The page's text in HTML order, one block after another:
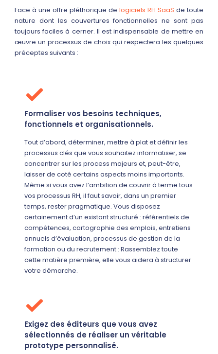
Face à une offre pléthorique de logiciels RH SaaS de toute
nature dont les couvertures fonctionnelles ne sont pas
toujours faciles à cerner. Il est indispensable de mettre en
œuvre un processus de choix qui respectera les quelques
préceptes suivants :
Formaliser vos besoins techniques,
fonctionnels et organisationnels.
Tout d’abord, déterminer, mettre à plat et définir les
processus clés que vous souhaitez informatiser, se
concentrer sur les process majeurs et, peut-être,
laisser de coté certains aspects moins importants.
Même si vous avez l’ambition de couvrir à terme tous
vos processus RH, il faut savoir, dans un premier
temps, rester pragmatique. Vous disposez
certainement d’un existant structuré : référentiels de
compétences, cartographie des emplois, entretiens
annuels d’évaluation, processus de gestion de la
formation ou du recrutement : Rassemblez toute
cette matière première, elle vous aidera à structurer
votre démarche.
Exigez des éditeurs que vous avez
sélectionnés de réaliser un véritable
prototype personnalisé.